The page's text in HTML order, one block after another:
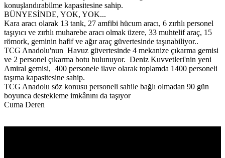
konuşlandırabilme kapasitesine sahip.
BÜNYESİNDE, YOK, YOK...
Kara aracı olarak 13 tank, 27 amfibi hücum aracı, 6 zırhlı personel
taşıyıcı ve zırhlı muharebe aracı olmak üzere, 33 muhtelif araç, 15
römork, geminin hafif ve ağır araç güvertesinde taşınabiliyor..
TCG Anadolu'nun Havuz güvertesinde 4 mekanize çıkarma gemisi
ve 2 personel çıkarma botu bulunuyor. Deniz Kuvvetleri'nin yeni
Amiral gemisi, 400 personele ilave olarak toplamda 1400 personeli
taşıma kapasitesine sahip.
TCG Anadolu söz konusu personeli sahile bağlı olmadan 90 gün
boyunca destekleme imkânını da taşıyor
Cuma Deren